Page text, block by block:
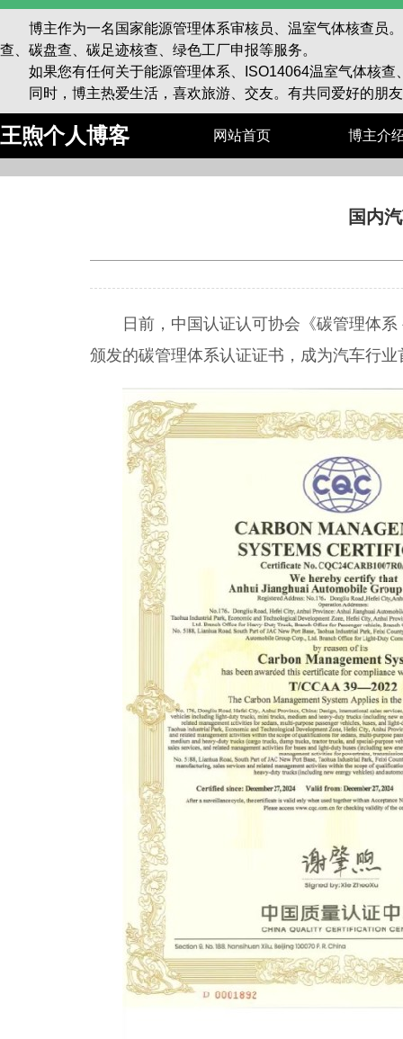
博主作为一名国家能源管理体系审核员、温室气体核查员。
查、碳盘查、碳足迹核查、绿色工厂申报等服务。
如果您有任何关于能源管理体系、ISO14064温室气体核查
同时，博主热爱生活，喜欢旅游、交友。有共同爱好的朋
王煦个人博客 网站首页 博主介
国内
日前，中国认证认可协会《碳管理体
颁发的碳管理体系认证证书，成为汽车行